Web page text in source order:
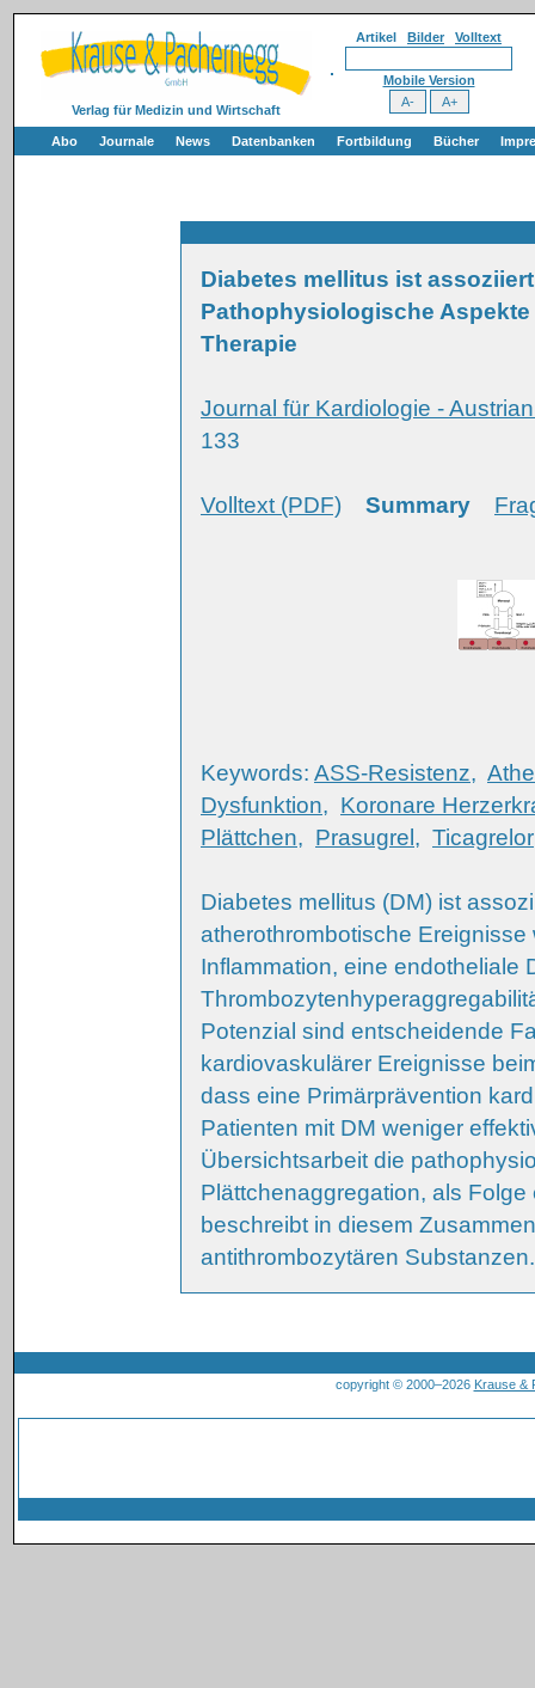
Verlag für Medizin und Wirtschaft
Artikel Bilder Volltext
Mobile Version
Abo Journale News Datenbanken Fortbildung Bücher
Diabetes mellitus ist
Pathophysiologische
Therapie
Journal für Kardiologie -
133
Volltext (PDF) Summary
Keywords: ASS-Resistenz,
Dysfunktion, Koronare
Plättchen, Prasugrel , Ticagrelor
Diabetes mellitus (DM) ist
atherothrombotische
Inflammation, eine endotheliale
Potenzial sind entscheidende
kardiovaskulärer Ereignisse
dass eine Primärprävention
Patienten mit DM weniger
Übersichtsarbeit die
Plättchenaggregation, als
beschreibt in diesem
antithrombozytären Substanzen.
copyright © 2000–2026 Krause &